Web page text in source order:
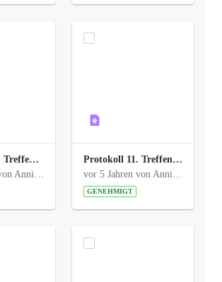
Protokoll 12. Treffen 20150921 AG Bismarckplatz.pdf
vor 5 Jahren von Anni Schlumberger
Protokoll 11. Treffen 20150901 AG Bismarckplatz.pdf
vor 5 Jahren von Anni Schlumberger
GENEHMIGT